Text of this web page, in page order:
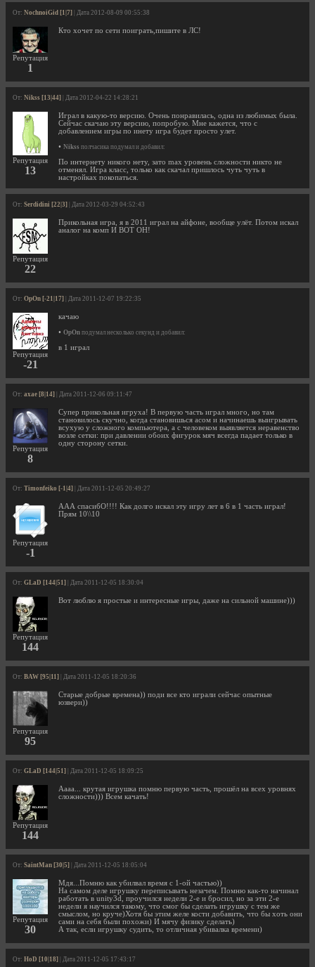
От: NochnoiGid [1|7] | Дата 2012-08-09 00:55:38
Репутация
1
Кто хочет по сети поиграть,пишите в ЛС!
От: Nikss [13|44] | Дата 2012-04-22 14:28:21
Репутация
13
Играл в какую-то версию. Очень понравилась, одна из любимых была.
Сейчас скачаю эту версию, попробую. Мне кажется, что с
добавлением игры по инету игра будет просто улет.
• Nikss полчасика подумал и добавил:
По интернету никого нету, зато max уровень сложности никто не
отменял. Игра класс, только как скачал пришлось чуть чуть в
настройках покопаться.
От: Serdidini [22|3] | Дата 2012-03-29 04:52:43
Репутация
22
Прикольная игра, я в 2011 играл на айфоне, вообще улёт. Потом искал
аналог на комп И ВОТ ОН!
От: OpOn [-21|17] | Дата 2011-12-07 19:22:35
Репутация
-21
качаю
• OpOn подумал несколько секунд и добавил:
в 1 играл
От: axae [8|14] | Дата 2011-12-06 09:11:47
Репутация
8
Супер прикольная игруха! В первую часть играл много, но там
становилось скучно, когда становишься асом и начинаешь выигрывать
всухую у сложного компьютера, а с человеком выявляется неравенство
возле сетки: при давлении обоих фигурок мяч всегда падает только в
одну сторону сетки.
От: Timonfeiko [-1|4] | Дата 2011-12-05 20:49:27
Репутация
-1
ААА спасибО!!!! Как долго искал эту игру лет в 6 в 1 часть играл!
Прям 10\\10
От: GLaD [144|51] | Дата 2011-12-05 18:30:04
Репутация
144
Вот люблю я простые и интересные игры, даже на сильной машине)))
От: BAW [95|11] | Дата 2011-12-05 18:20:36
Репутация
95
Старые добрые времена)) поди все кто играли сейчас опытные
юзвери))
От: GLaD [144|51] | Дата 2011-12-05 18:09:25
Репутация
144
Аааа... крутая игрушка помню первую часть, прошёл на всех уровнях
сложности))) Всем качать!
От: SaintMan [30|5] | Дата 2011-12-05 18:05:04
Репутация
30
Мдя...Помню как убилвал время с 1-ой частью))
На самом деле игрушку переписывать незачем. Помню как-то начинал
работать в unity3d, проучился недели 2-е и бросил, но за эти 2-е
недели я научился такому, что смог бы сделать игрушку с тем же
смыслом, но круче)Хотя бы этим желе кости добавить, что бы хоть они
сами на себя были похожи) И мячу физику сделать)
А так, если игрушку судить, то отличная убивалка времени)
От: HoD [10|18] | Дата 2011-12-05 17:43:17